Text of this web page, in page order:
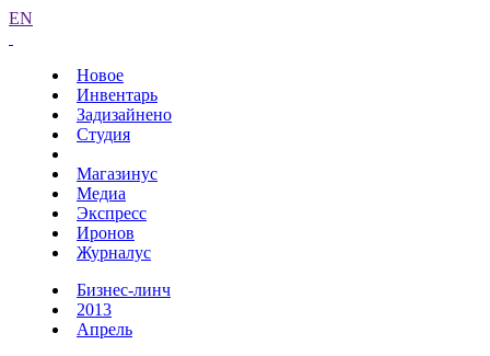
EN
Новое
Инвентарь
Задизайнено
Студия
Магазинус
Медиа
Экспресс
Иронов
Журналус
Бизнес-линч
2013
Апрель